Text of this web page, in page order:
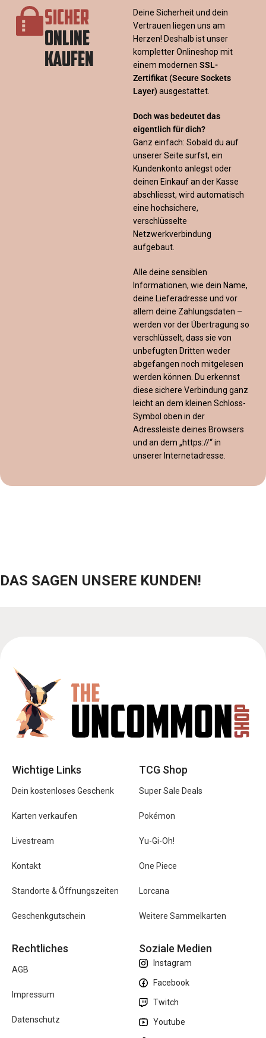
SICHER
ONLINE
KAUFEN
Deine Sicherheit und dein
Vertrauen liegen uns am
Herzen! Deshalb ist unser
kompletter Onlineshop mit
einem modernen SSL-
Zertifikat (Secure Sockets
Layer) ausgestattet.
Doch was bedeutet das
eigentlich für dich?
Ganz einfach: Sobald du auf
unserer Seite surfst, ein
Kundenkonto anlegst oder
deinen Einkauf an der Kasse
abschliesst, wird automatisch
eine hochsichere,
verschlüsselte
Netzwerkverbindung
aufgebaut.
Alle deine sensiblen
Informationen, wie dein Name,
deine Lieferadresse und vor
allem deine Zahlungsdaten –
werden vor der Übertragung so
verschlüsselt, dass sie von
unbefugten Dritten weder
abgefangen noch mitgelesen
werden können. Du erkennst
diese sichere Verbindung ganz
leicht an dem kleinen Schloss-
Symbol oben in der
Adressleiste deines Browsers
und an dem „https://“ in
unserer Internetadresse.
DAS SAGEN UNSERE KUNDEN!
Wichtige Links
Dein kostenloses Geschenk
Karten verkaufen
Livestream
Kontakt
Standorte & Öffnungszeiten
Geschenkgutschein
TCG Shop
Super Sale Deals
Pokémon
Yu-Gi-Oh!
One Piece
Lorcana
Weitere Sammelkarten
Rechtliches
AGB
Impressum
Datenschutz
Soziale Medien
Instagram
Facebook
Twitch
Youtube